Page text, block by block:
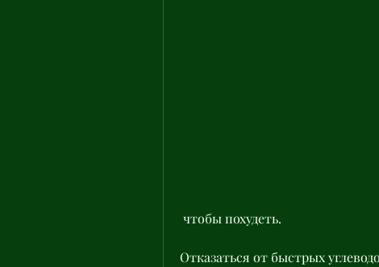
чтобы похудеть.
Отказаться от быстрых